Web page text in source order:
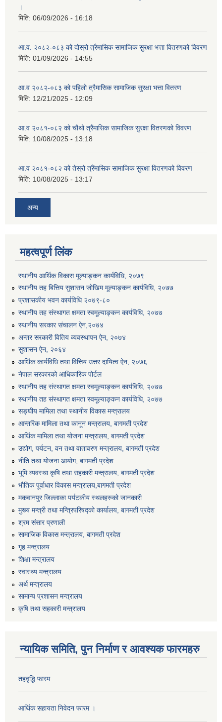
।
मिति: 06/09/2026 - 16:18
आ.व. २०८२-०८३ को दोस्रो त्रैमासिक सामाजिक सुरक्षा भत्ता वितरणको विवरण
मिति: 01/09/2026 - 14:55
आ.व २०८२-०८३ को पहिलो त्रैमासिक सामाजिक सुरक्षा भत्ता वितरण
मिति: 12/21/2025 - 12:09
आ.व २०८१-०८२ को चौथो त्रैंमासिक सामाजिक सुरक्षा वितरणको विवरण
मिति: 10/08/2025 - 13:18
आ.व २०८१-०८२ को तेस्रो त्रैंमासिक सामाजिक सुरक्षा वितरणको विवरण
मिति: 10/08/2025 - 13:17
अन्य
महत्वपूर्ण लिंक
स्थानीय आर्थिक विकास मूल्याङ्कन कार्यविधि, २०७९
स्थानीय तह बित्तिय सुशासन जोखिम मूल्याङ्कन कार्यविधि, २०७७
प्रशासकीय भवन कार्यविधि २०७९-८०
स्थानीय तह संस्थागत क्षमता स्वमूल्याङ्कन कार्यविधि, २०७७
स्थानीय सरकार संचालन ऐन,२०७४
अन्तर सरकारी वितिय व्यवस्थापन ऐन, २०७४
सुशासन ऐन, २०६४
आर्थिक कार्यविधि तथा वित्तिय उत्तर दायित्व ऐन, २०७६
नेपाल सरकारको आधिकारिक पोर्टल
स्थानीय तह संस्थागत क्षमता स्वमूल्याङ्कन कार्यविधि, २०७७
स्थानीय तह संस्थागत क्षमता स्वमूल्याङ्कन कार्यविधि, २०७७
सङ्घीय मामिला तथा स्थानीय विकास मन्त्रालय
आन्तरिक मामिला तथा कानून मन्त्रालय, बागमती प्रदेश
आर्थिक मामिला तथा योजना मन्त्रालय, बागमती प्रदेश
उद्योग, पर्यटन, वन तथा वातावरण मन्त्रालय, बागमती प्रदेश
नीति तथा योजना आयोग, बागमती प्रदेश
भूमि व्यवस्था कृषि तथा सहकारी मन्त्रालय, बागमती प्रदेश
भौतिक पूर्वाधार विकास मन्त्रालय,बागमती प्रदेश
मकवानपुर जिल्लाका पर्यटकीय स्थलहरुको जानकारी
मुख्य मन्त्री तथा मन्त्रिपरिषद्को कार्यालय, बागमती प्रदेश
श्रम संसार प्रणाली
सामाजिक विकास मन्त्रालय, बागमती प्रदेश
गृह मन्त्रालय
शिक्षा मन्त्रालय
स्वास्थ्य मन्त्रालय
अर्थ मन्त्रालय
सामान्य प्रशासन मन्त्रालय
कृषि तथा सहकारी मन्त्रालय
न्यायिक समिति, पुन निर्माण र आवश्यक फारमहरु
तहवृद्धि फारम
आर्थिक सहायता निवेदन फारम ।